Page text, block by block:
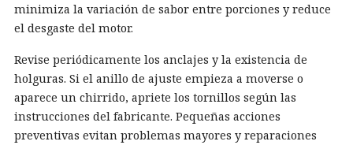
minimiza la variación de sabor entre porciones y reduce
el desgaste del motor.
Revise periódicamente los anclajes y la existencia de
holguras. Si el anillo de ajuste empieza a moverse o
aparece un chirrido, apriete los tornillos según las
instrucciones del fabricante. Pequeñas acciones
preventivas evitan problemas mayores y reparaciones